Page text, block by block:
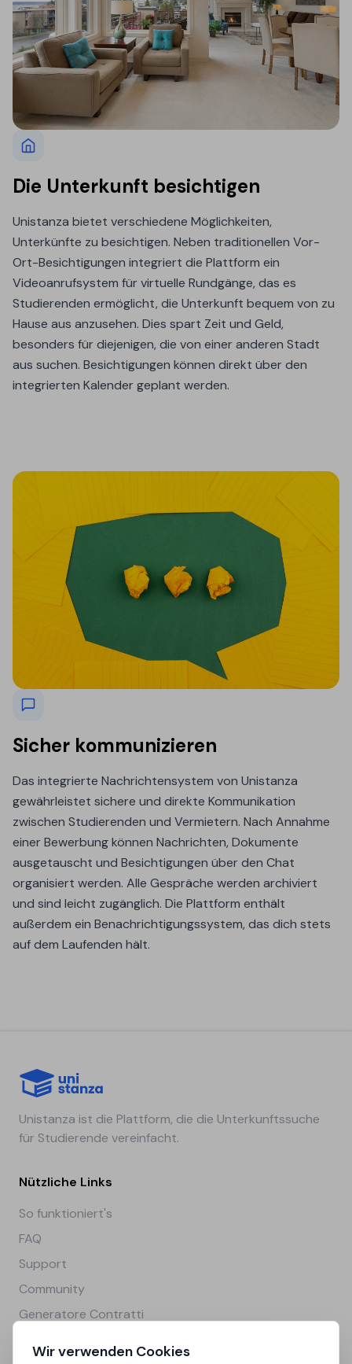
Die Unterkunft besichtigen
Unistanza bietet verschiedene Möglichkeiten,
Unterkünfte zu besichtigen. Neben traditionellen Vor-
Ort-Besichtigungen integriert die Plattform ein
Videoanrufsystem für virtuelle Rundgänge, das es
Studierenden ermöglicht, die Unterkunft bequem von zu
Hause aus anzusehen. Dies spart Zeit und Geld,
besonders für diejenigen, die von einer anderen Stadt
aus suchen. Besichtigungen können direkt über den
integrierten Kalender geplant werden.
Sicher kommunizieren
Das integrierte Nachrichtensystem von Unistanza
gewährleistet sichere und direkte Kommunikation
zwischen Studierenden und Vermietern. Nach Annahme
einer Bewerbung können Nachrichten, Dokumente
ausgetauscht und Besichtigungen über den Chat
organisiert werden. Alle Gespräche werden archiviert
und sind leicht zugänglich. Die Plattform enthält
außerdem ein Benachrichtigungssystem, das dich stets
auf dem Laufenden hält.
Unistanza ist die Plattform, die die Unterkunftssuche
für Studierende vereinfacht.
Nützliche Links
So funktioniert's
FAQ
Support
Community
Generatore Contratti
Rechtliches
Wir verwenden Cookies